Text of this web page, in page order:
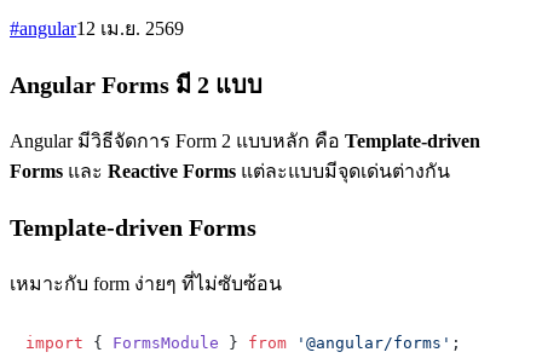
#angular12 เม.ย. 2569
Angular Forms มี 2 แบบ
Angular มีวิธีจัดการ Form 2 แบบหลัก คือ Template-driven
Forms และ Reactive Forms แต่ละแบบมีจุดเด่นต่างกัน
Template-driven Forms
เหมาะกับ form ง่ายๆ ที่ไม่ซับซ้อน
import { FormsModule } from '@angular/forms' ;